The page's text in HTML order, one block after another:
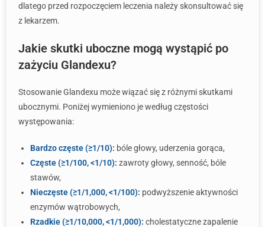
dlatego przed rozpoczęciem leczenia należy skonsultować się
z lekarzem.
Jakie skutki uboczne mogą wystąpić po
zażyciu Glandexu?
Stosowanie Glandexu może wiązać się z różnymi skutkami
ubocznymi. Poniżej wymieniono je według częstości
występowania:
Bardzo częste (≥1/10): bóle głowy, uderzenia gorąca,
Częste (≥1/100, <1/10): zawroty głowy, senność, bóle
stawów,
Nieczęste (≥1/1,000, <1/100): podwyższenie aktywności
enzymów wątrobowych,
Rzadkie (≥1/10,000, <1/1,000): cholestatyczne zapalenie